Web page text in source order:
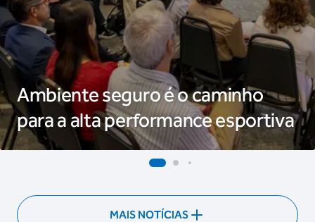
Ambiente seguro é o caminho
para a alta performance esportiva
MAIS NOTÍCIAS